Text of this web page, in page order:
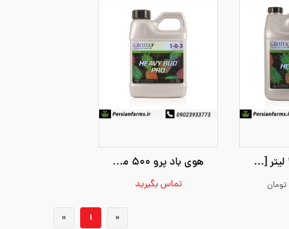
هوی باد پرو 1 لیتر [Heavy Bud pro 1 lite]
تومان
هوی باد پرو 500 میل [Heavy Bud pro 500 ml]
تماس بگیرید
«
1
»